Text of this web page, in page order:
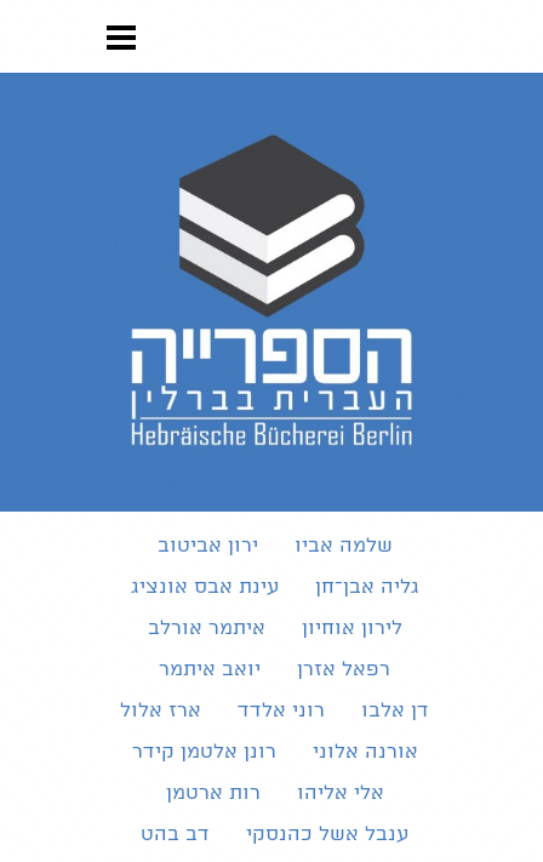
שלמה אביו
ירון אביטוב
גליה אבן־חן
עינת אבס אונציג
לירון אוחיון
איתמר אורלב
רפאל אזרן
יואב איתמר
דן אלבו
רוני אלדד
ארז אלול
אורנה אלוני
רונן אלטמן קידר
אלי אליהו
רות ארטמן
ענבל אשל כהנסקי
דב בהט